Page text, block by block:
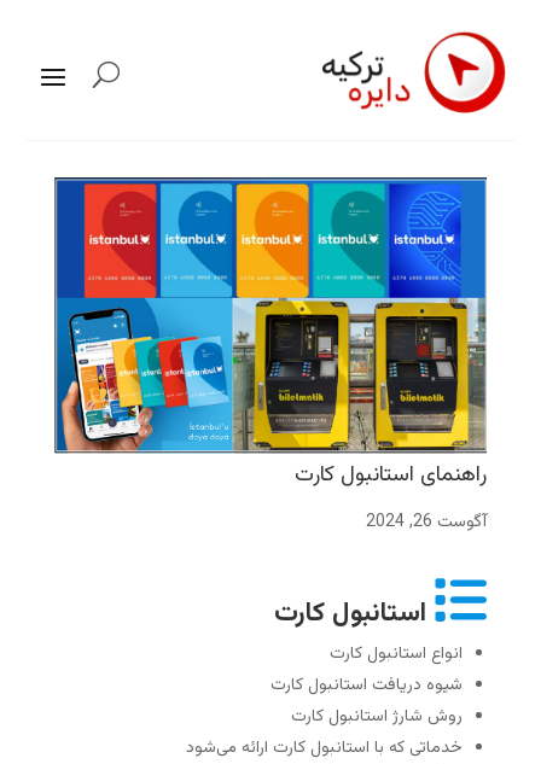
راهنمای استانبول کارت
آگوست 26, 2024
استانبول کارت
انواع استانبول کارت
شیوه دریافت استانبول کارت
روش شارژ استانبول کارت
خدماتی که با استانبول کارت ارائه می‌شود